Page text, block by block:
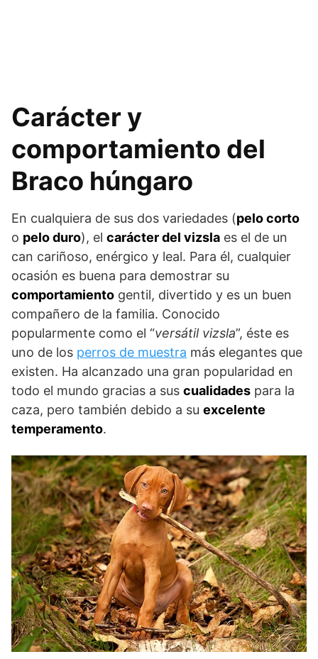
Carácter y
comportamiento del
Braco húngaro
En cualquiera de sus dos variedades (pelo corto
o pelo duro), el carácter del vizsla es el de un
can cariñoso, enérgico y leal. Para él, cualquier
ocasión es buena para demostrar su
comportamiento gentil, divertido y es un buen
compañero de la familia. Conocido
popularmente como el “versátil vizsla”, éste es
uno de los perros de muestra más elegantes que
existen. Ha alcanzado una gran popularidad en
todo el mundo gracias a sus cualidades para la
caza, pero también debido a su excelente
temperamento.